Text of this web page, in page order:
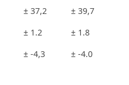
± 37,2 ± 39,7
± 1.2 ± 1.8
± -4,3 ± -4.0